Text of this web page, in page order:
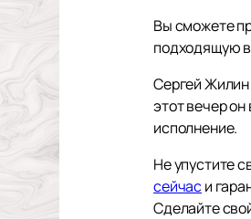
Вы сможете
подходящую
Сергей Жилин
этот вечер
исполнение.
Не упустите
сейчаси
Сделайте